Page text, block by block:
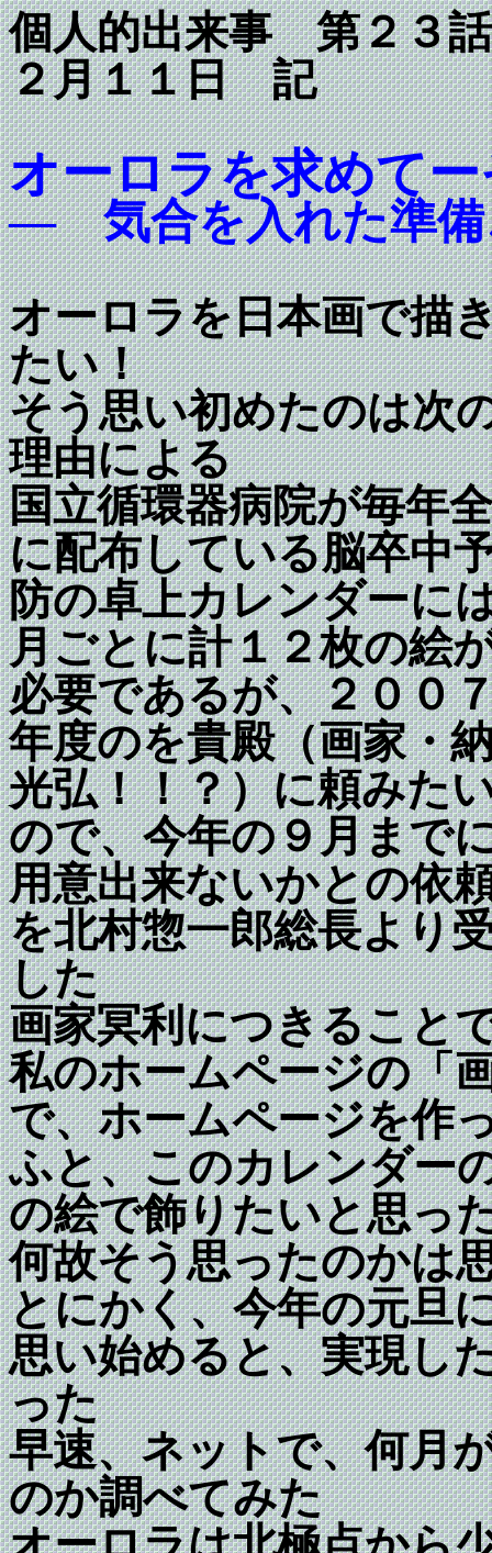
個人的出来事
２月１１日 記
オーロラを求めて
― 気合を入れた準
オーロラを日本画で描
たい！
そう思い初めたのは次
理由による
国立循環器病院が毎年
に配布している脳卒中
防の卓上カレンダーに
月ごとに計１２枚の絵
必要であるが、２００
年度のを貴殿（画家・
光弘！！？）に頼みた
ので、今年の９月まで
用意出来ないかとの依
を北村惣一郎総長より
した
画家冥利につきること
私のホームページの「
で、ホームページを作
ふと、このカレンダー
の絵で飾りたいと思っ
何故そう思ったのかは
とにかく、今年の元旦
思い始めると、実現し
った
早速、ネットで、何月
のか調べてみた